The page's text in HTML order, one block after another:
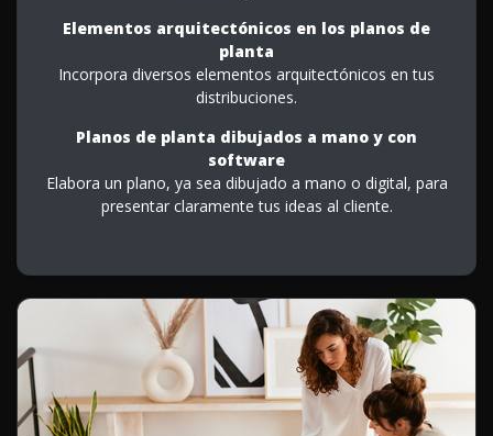
Elementos arquitectónicos en los planos de
planta
Incorpora diversos elementos arquitectónicos en tus
distribuciones.
Planos de planta dibujados a mano y con
software
Elabora un plano, ya sea dibujado a mano o digital, para
presentar claramente tus ideas al cliente.